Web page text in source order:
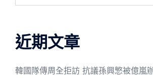
近期文章
韓國隊傳周全拒訪 抗議孫興慜被億嵐